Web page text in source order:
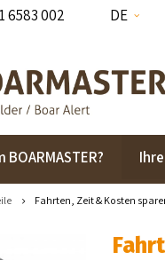
6583 002 DE
BOARMASTER?
Fahrten, Zeit & Kosten